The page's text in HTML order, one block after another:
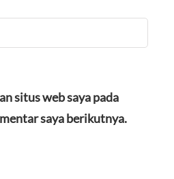
situs web saya pada
saya berikutnya.